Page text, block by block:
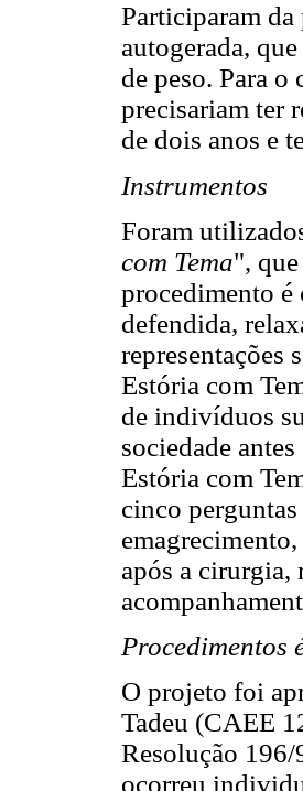
Participaram da
autogerada,
de peso. Para
precisariam ter
de dois anos e
Instrumentos
Foram
com Tema",
procedimento é
defendida,
representações
Estória com
de indivíduos
sociedade
Estória com
cinco
após a cirurgia,
Procedimentos
O projeto foi
Tadeu (CAEE
Resolução
ocorreu